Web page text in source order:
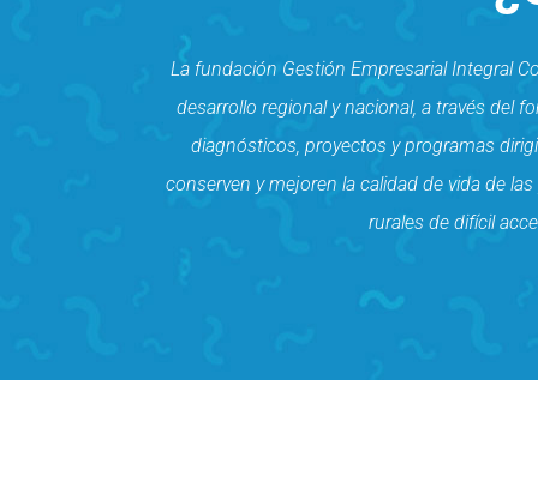
La fundación Gestión Empresarial Integral
desarrollo regional y nacional, a través del
diagnósticos, proyectos y programas
conserven y mejoren la calidad de vida de
rurales de difícil